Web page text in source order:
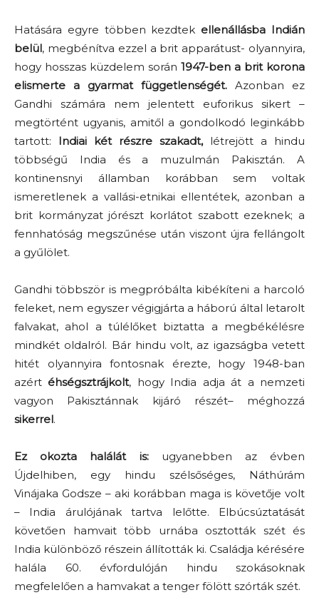
Hatására egyre többen kezdtek ellenállásba Indián
belül, megbénítva ezzel a brit apparátust- olyannyira,
hogy hosszas küzdelem során 1947-ben a brit korona
elismerte a gyarmat függetlenségét. Azonban ez
Gandhi számára nem jelentett euforikus sikert –
megtörtént ugyanis, amitől a gondolkodó leginkább
tartott: Indiai két részre szakadt,létrejött a hindu
többségű India és a muzulmán Pakisztán. A
kontinensnyi államban korábban sem voltak
ismeretlenek a vallási-etnikai ellentétek, azonban a
brit kormányzat jórészt korlátot szabott ezeknek; a
fennhatóság megszűnése után viszont újra fellángolt
a gyűlölet.
Gandhi többször is megpróbálta kibékíteni a harcoló
feleket, nem egyszer végigjárta a háború által letarolt
falvakat, ahol a túlélőket biztatta a megbékélésre
mindkét oldalról. Bár hindu volt, az igazságba vetett
hitét olyannyira fontosnak érezte, hogy 1948-ban
azért éhségsztrájkolt, hogy India adja át a nemzeti
vagyon Pakisztánnak kijáró részét– méghozzá
sikerrel.
Ez okozta halálát is:ugyanebben az évben
Újdelhiben, egy hindu szélsőséges, Náthúrám
Vinájaka Godsze – aki korábban maga is követője volt
– India árulójának tartva lelőtte. Elbúcsúztatását
követően hamvait több urnába osztották szét és
India különböző részein állították ki. Családja kérésére
halála 60. évfordulóján hindu szokásoknak
megfelelően a hamvakat a tenger fölött szórták szét.